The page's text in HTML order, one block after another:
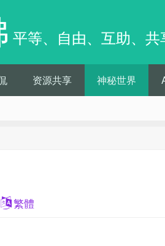
平等、自由、互助、共
资源共享 神秘世界
繁體